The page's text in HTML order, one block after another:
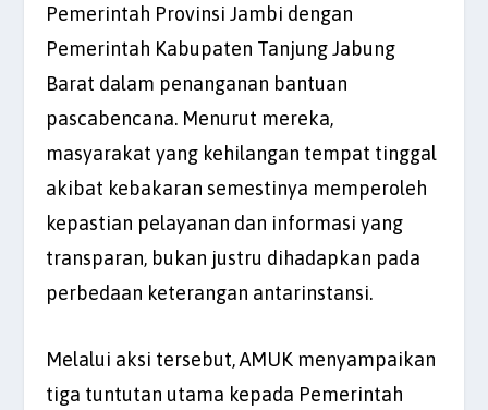
Pemerintah Provinsi Jambi dengan
Pemerintah Kabupaten Tanjung Jabung
Barat dalam penanganan bantuan
pascabencana. Menurut mereka,
masyarakat yang kehilangan tempat tinggal
akibat kebakaran semestinya memperoleh
kepastian pelayanan dan informasi yang
transparan, bukan justru dihadapkan pada
perbedaan keterangan antarinstansi.
Melalui aksi tersebut, AMUK menyampaikan
tiga tuntutan utama kepada Pemerintah